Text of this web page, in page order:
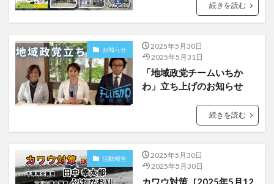
続きを読む
お知らせ
2025年5月30日
2025年5月31日
「地域政党チームいちか
わ」立ち上げのお知らせ
続きを読む
活動報告
2025年5月30日
2025年5月30日
カワウ対策［2025年5月12